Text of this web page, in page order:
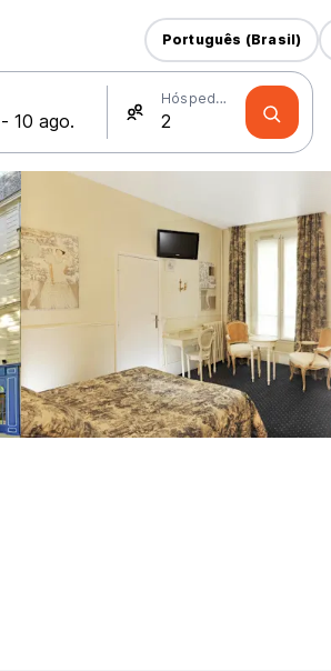
Hóspedes
Português (Brasil)